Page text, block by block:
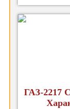
ГАЗ-2217